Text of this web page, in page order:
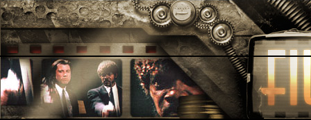
Hyppää pääsisältöön